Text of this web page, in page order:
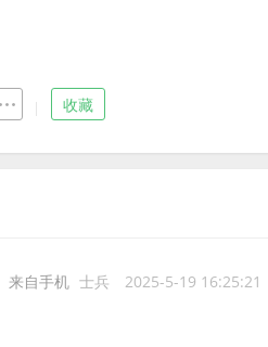
收藏
来自手机 士兵 2025-5-19 16:25:21